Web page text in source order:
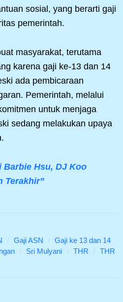
sosial, yang berarti gaji
pemerintah.
masyarakat, terutama
karena gaji ke-13 dan 14
ada pembicaraan
Pemerintah, melalui
untuk menjaga
sedang melakukan upaya
Barbie Hsu, DJ Koo
Terakhir”
Gaji ASN
Gaji ke 13 dan 14
Sri Mulyani THR
THR